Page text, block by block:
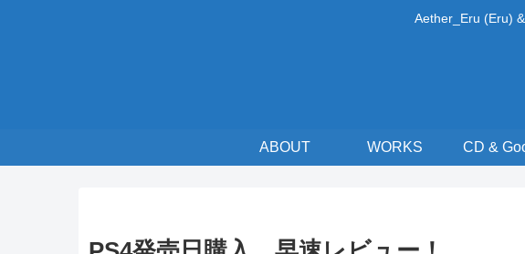
Aether_Eru (Eru)
ABOUT WORKS CD &